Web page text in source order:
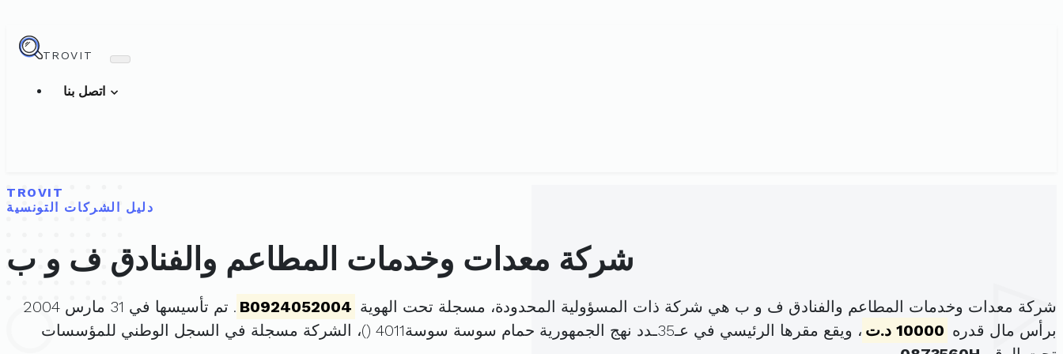
TROVIT
TROVIT
دليل الشركات التونسية
شركة معدات وخدمات المطاعم والفنادق ف و ب
شركة معدات وخدمات المطاعم والفنادق ف و ب هي شركة ذات المسؤولية المحدودة، مسجلة تحت الهوية B0924052004
. تم تأسيسها في 31 مارس 2004
برأس مال قدره 10000 د.ت ، ويقع مقرها الرئيسي في عـ35ـدد نهج الجمهورية حمام سوسة سوسة4011 (
)، الشركة مسجلة في السجل الوطني للمؤسسات